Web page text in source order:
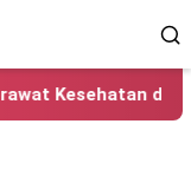
dan